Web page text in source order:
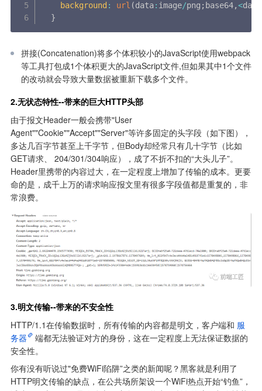
background : url (data: image/png ; base64,<data
}
拼接(Concatenation)将多个体积较小的JavaScript使用webpack
等工具打包成1个体积更大的JavaScript文件,但如果其中1个文件
的改动就会导致大量数据被重新下载多个文件。
2.无状态特性--带来的巨大HTTP头部
由于报文Header一般会携带"User
Agent""Cookie""Accept""Server"等许多固定的头字段（如下图），
多达几百字节甚至上千字节，但Body却经常只有几十字节（比如
GET请求、 204/301/304响应），成了不折不扣的“大头儿子”。
Header里携带的内容过大，在一定程度上增加了传输的成本。更要
命的是，成千上万的请求响应报文里有很多字段值都是重复的，非
常浪费。
3.明文传输--带来的不安全性
HTTP/1.1在传输数据时，所有传输的内容都是明文，客户端和 服
务器
端都无法验证对方的身份，这在一定程度上无法保证数据的
安全性。
你有没有听说过"免费WiFi陷阱”之类的新闻呢？黑客就是利用了
HTTP明文传输的缺点，在公共场所架设一个WiFi热点开始“钓鱼”，